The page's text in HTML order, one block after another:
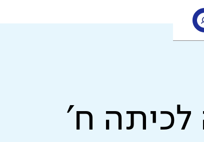
לכיתה ח'